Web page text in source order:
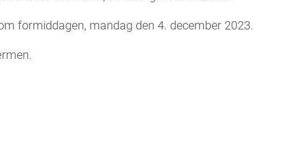
formiddagen, mandag den 4. december 2023.